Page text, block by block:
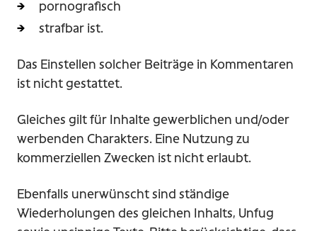
pornografisch
strafbar ist.
Das Einstellen solcher Beiträge in Kommentaren
ist nicht gestattet.
Gleiches gilt für Inhalte gewerblichen und/oder
werbenden Charakters. Eine Nutzung zu
kommerziellen Zwecken ist nicht erlaubt.
Ebenfalls unerwünscht sind ständige
Wiederholungen des gleichen Inhalts, Unfug